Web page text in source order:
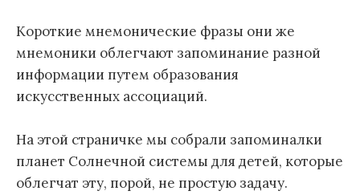
Короткие мнемонические фразы они же
мнемоники облегчают запоминание разной
информации путем образования
искусственных ассоциаций.
На этой страничке мы собрали запоминалки
планет Солнечной системы для детей, которые
облегчат эту, порой, не простую задачу.